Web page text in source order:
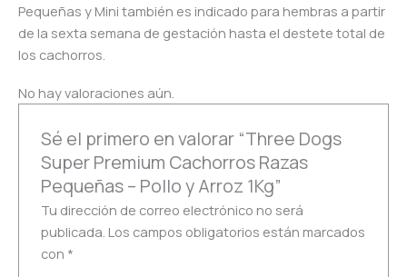
Pequeñas y Mini también es indicado para hembras a partir
de la sexta semana de gestación hasta el destete total de
los cachorros.
No hay valoraciones aún.
Sé el primero en valorar “Three Dogs
Super Premium Cachorros Razas
Pequeñas – Pollo y Arroz 1Kg”
Tu dirección de correo electrónico no será
publicada. Los campos obligatorios están marcados
con *